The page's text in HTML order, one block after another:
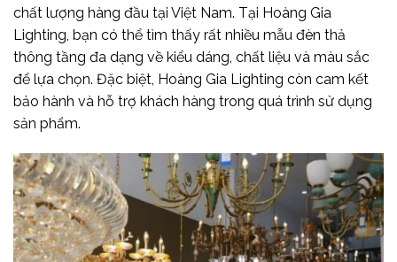
chất lượng hàng đầu tại Việt Nam. Tại Hoàng Gia
Lighting, bạn có thể tìm thấy rất nhiều mẫu đèn thả
thông tầng đa dạng về kiểu dáng, chất liệu và màu sắc
để lựa chọn. Đặc biệt, Hoàng Gia Lighting còn cam kết
bảo hành và hỗ trợ khách hàng trong quá trình sử dụng
sản phẩm.